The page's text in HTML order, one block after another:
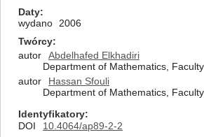
Daty
wydano
2006
Twórcy
autor
Abdelhafed Elkhadiri
Department of Mathematics,
autor
Hassan Sfouli
Department of Mathematics,
Identyfikatory
DOI
10.4064/ap89-2-2